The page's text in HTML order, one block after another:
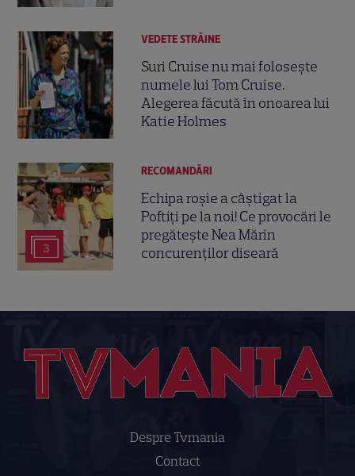
VEDETE STRĂINE
Suri Cruise nu mai folosește
numele lui Tom Cruise.
Alegerea făcută în onoarea lui
Katie Holmes
3
RECOMANDĂRI
Echipa roșie a câștigat la
Poftiți pe la noi! Ce provocări le
pregătește Nea Mărin
concurenților diseară
Despre Tvmania
Contact